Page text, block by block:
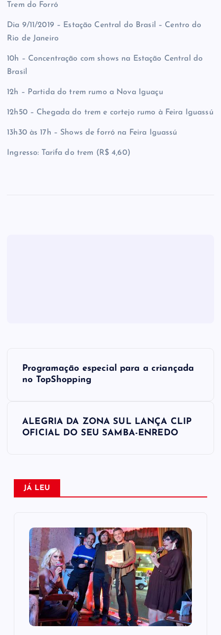
Trem do Forró
Dia 9/11/2019 – Estação Central do Brasil – Centro do
Rio de Janeiro
10h – Concentração com shows na Estação Central do
Brasil
12h – Partida do trem rumo a Nova Iguaçu
12h50 – Chegada do trem e cortejo rumo à Feira Iguassú
13h30 às 17h – Shows de forró na Feira Iguassú
Ingresso: Tarifa do trem (R$ 4,60)
N
a
Programação especial para a criançada
no TopShopping
ALEGRIA DA ZONA SUL LANÇA CLIP
OFICIAL DO SEU SAMBA-ENREDO
JÁ LEU